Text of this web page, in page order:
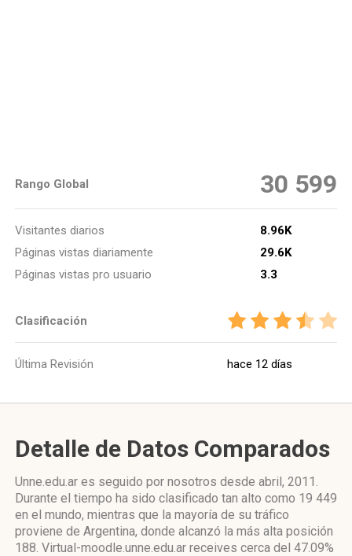
Rango Global 30 599
Visitantes diarios
8.96K
Páginas vistas diariamente
29.6K
Páginas vistas pro usuario
3.3
Clasificación
Última Revisión hace 12 días
Detalle de Datos Comparados
Unne.edu.ar es seguido por nosotros desde abril, 2011.
Durante el tiempo ha sido clasificado tan alto como 19 449
en el mundo, mientras que la mayoría de su tráfico
proviene de Argentina, donde alcanzó la más alta posición
188. Virtual-moodle.unne.edu.ar receives cerca del 47.09%